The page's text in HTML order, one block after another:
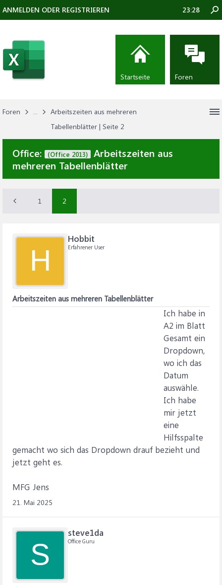
Foren ...
Arbeitszeiten aus mehreren
Tabellenblätter | Seite 2
Office: (Office 2013)
Arbeitszeiten aus
mehreren Tabellenblätter
1 2
H
Hobbit
Erfahrener User
Arbeitszeiten aus mehreren Tabellenblätter
Ich habe in
A2 im Blatt
Gesamt ein
Dropdown,
wo ich das
Datum
auswähle.
Ich habe
mir jetzt
eine
Hilfsspalte
gemacht wo sich das Dropdown drauf bezieht und
jetzt geht es.
MFG Jens
21. Mai 2025
S
steve1da
Office Guru
ANMELDEN ODER REGISTRIEREN 23:28
Startseite Foren